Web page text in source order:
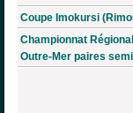
Coupe Imokursi
Championnat
Outre-Mer paires